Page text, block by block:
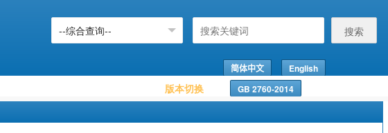
搜索
版本切换
简体中文
English
GB 2760-2014